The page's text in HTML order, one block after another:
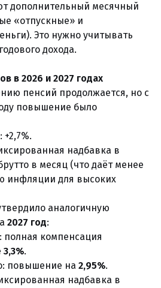
дополнительный месячный
«отпускные» и
Это нужно учитывать
дохода.
в 2026 и 2027 годах
пенсий продолжается, но с
повышение было
+2,7%.
надбавка в
в месяц (что даёт менее
инфляции для высоких
аналогичную
2027 год:
полная компенсация
3,3%.
повышение на 2,95%.
надбавка в